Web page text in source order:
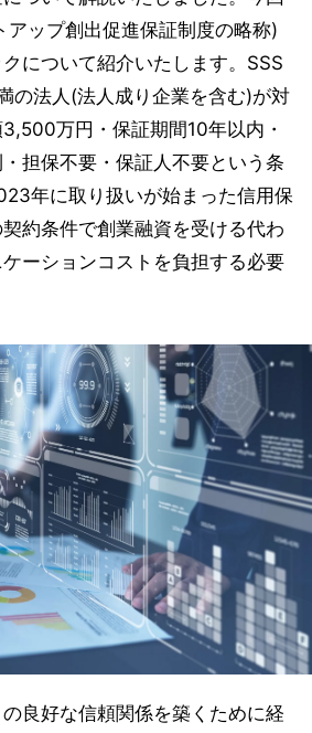
アップ創出促進保証制度の略称)
について紹介いたします。SSS
の法人(法人成り企業を含む)が対
万円・保証期間10年以内・
担保不要・保証人不要という条
年に取り扱いが始まった信用保
約条件で創業融資を受ける代わ
ーションコストを負担する必要
良好な信頼関係を築くために経